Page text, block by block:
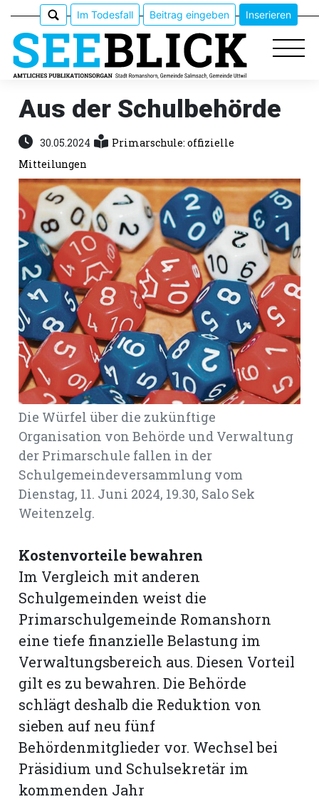
Epaper
Veranstaltungen
Erlebnisführer
App
Romanshorn:
offizielle
Mitteilungen
Im Todesfall Beitrag eingeben Inserieren
Aus der Schulbehörde
30.05.2024
Primarschule: offizielle
Mitteilungen
Die Würfel über die zukünftige
Organisation von Behörde und Verwaltung
der Primarschule fallen in der
Schulgemeindeversammlung vom
Dienstag, 11. Juni 2024, 19.30, Salo Sek
Weitenzelg.
Kostenvorteile bewahren
Im Vergleich mit anderen
Schulgemeinden weist die
Primarschulgemeinde Romanshorn
eine tiefe finanzielle Belastung im
Verwaltungsbereich aus. Diesen Vorteil
gilt es zu bewahren. Die Behörde
schlägt deshalb die Reduktion von
sieben auf neu fünf
Behördenmitglieder vor. Wechsel bei
Präsidium und Schulsekretär im
kommenden Jahr